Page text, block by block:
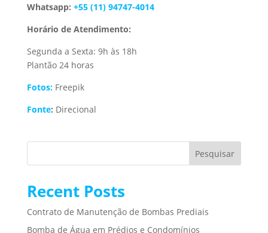
Whatsapp: +55 (11) 94747-4014
Horário de Atendimento:
Segunda a Sexta: 9h às 18h
Plantão 24 horas
Fotos:Freepik
Fonte: Direcional
Pesquisar
Recent Posts
Contrato de Manutenção de Bombas Prediais
Bomba de Água em Prédios e Condomínios